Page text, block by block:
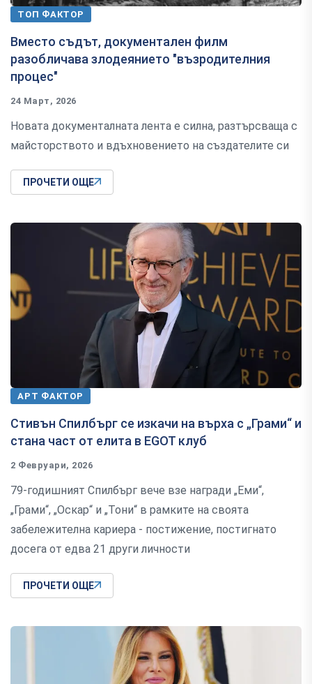
ТОП ФАКТОР
Вместо съдът, документален филм
разобличава злодеянието "възродителния
процес"
24 Март, 2026
Новата документалната лента е силна, разтърсваща с
майсторството и вдъхновението на създателите си
ПРОЧЕТИ ОЩЕ
АРТ ФАКТОР
Стивън Спилбърг се изкачи на върха с „Грами“ и
стана част от елита в EGOT клуб
2 Февруари, 2026
79-годишният Спилбърг вече взе награди „Еми“,
„Грами“, „Оскар“ и „Тони“ в рамките на своята
забележителна кариера - постижение, постигнато
досега от едва 21 други личности
ПРОЧЕТИ ОЩЕ